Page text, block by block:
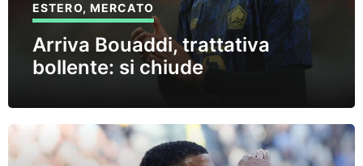
ESTERO, MERCATO
Arriva Bouaddi, trattativa
bollente: si chiude